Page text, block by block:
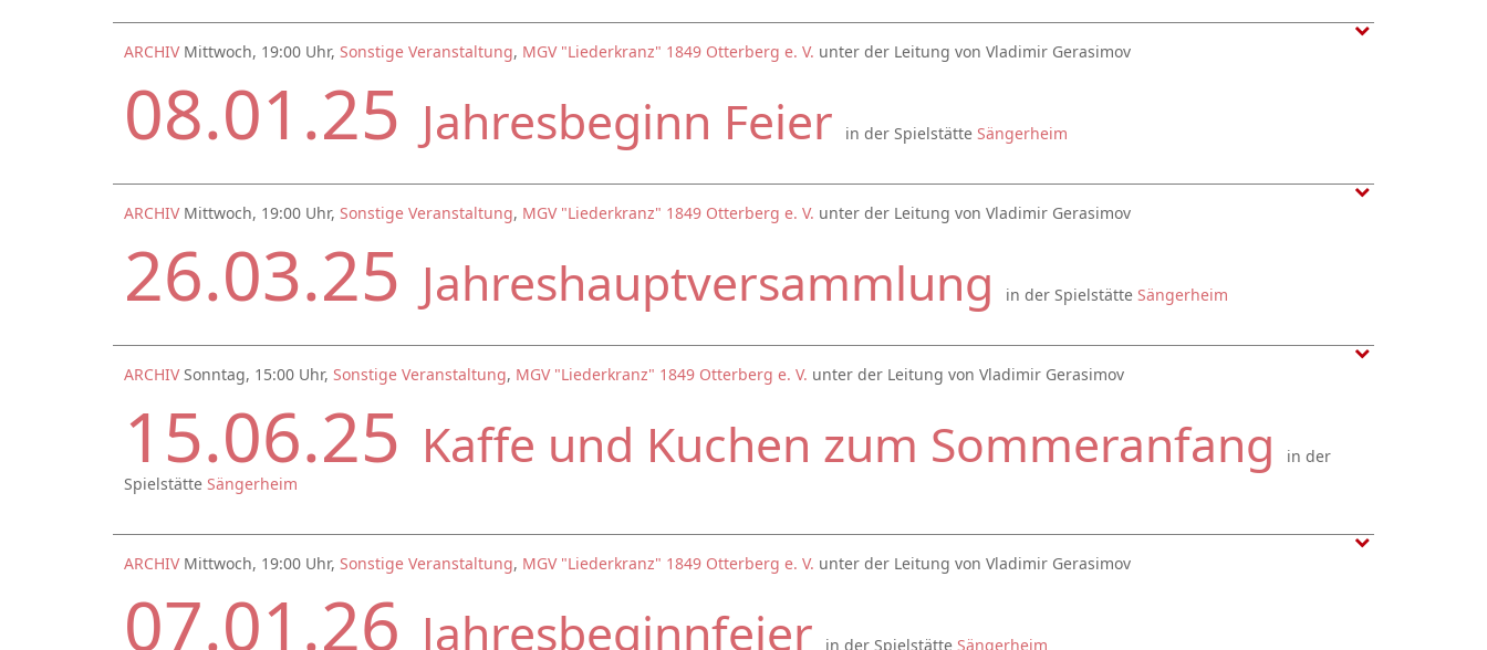
ARCHIV Mittwoch, 19:00 Uhr, Sonstige Veranstaltung, MGV "Liederkranz" 1849 Otterberg e. V. unter der Leitung von Vladimir Gerasimov
08.01.25 Jahresbeginn Feier in der Spielstätte Sängerheim
ARCHIV Mittwoch, 19:00 Uhr, Sonstige Veranstaltung, MGV "Liederkranz" 1849 Otterberg e. V. unter der Leitung von Vladimir Gerasimov
26.03.25 Jahreshauptversammlung in der Spielstätte Sängerheim
ARCHIV Sonntag, 15:00 Uhr, Sonstige Veranstaltung, MGV "Liederkranz" 1849 Otterberg e. V. unter der Leitung von Vladimir Gerasimov
15.06.25 Kaffe und Kuchen zum Sommeranfang
in der
Spielstätte Sängerheim
ARCHIV Mittwoch, 19:00 Uhr, Sonstige Veranstaltung, MGV "Liederkranz" 1849 Otterberg e. V. unter der Leitung von Vladimir Gerasimov
07.01.26 Jahresbeginnfeier in der Spielstätte Sängerheim